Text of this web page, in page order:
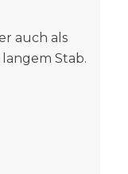
auch als
Stab.